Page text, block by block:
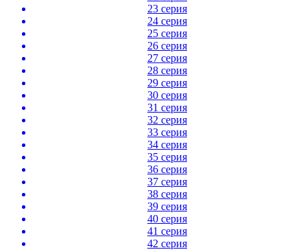
23 серия
24 серия
25 серия
26 серия
27 серия
28 серия
29 серия
30 серия
31 серия
32 серия
33 серия
34 серия
35 серия
36 серия
37 серия
38 серия
39 серия
40 серия
41 серия
42 серия